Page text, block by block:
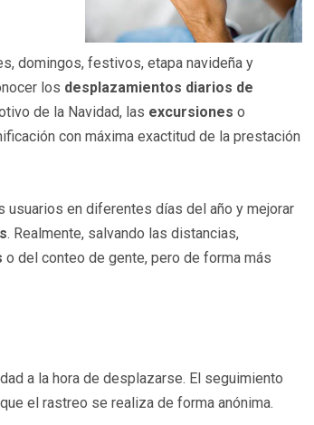
domingos, festivos, etapa navideña y
los desplazamientos diarios de
de la Navidad, las excursiones o
con máxima exactitud de la prestación
en diferentes días del año y mejorar
. Realmente, salvando las distancias,
o del conteo de gente, pero de forma más
a la hora de desplazarse. El seguimiento
el rastreo se realiza de forma anónima.